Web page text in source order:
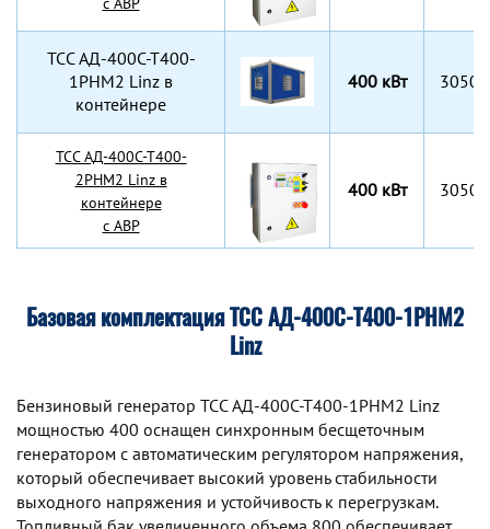
TCC АД-400С-Т400-
1РНМ2 Linz в
контейнере
400 кВт
TCC АД-400С-Т400-
2РНМ2 Linz в
контейнере
с АВР
400 кВт
Базовая комплектация ТСС АД-400С-Т400-1РНМ2
Linz
Бензиновый генератор TCC АД-400С-Т400-1РНМ2 Linz
мощностью 400 оснащен синхронным беcщеточным
генератором с автоматическим регулятором напряжения,
который обеспечивает высокий уровень стабильности
выходного напряжения и устойчивость к перегрузкам.